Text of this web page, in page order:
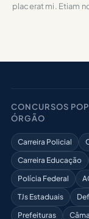
placerat mi. Etiam
CONCURSOS
ÓRGÃO
Carreira Policial
Carreira Educação
Polícia Federal
TJs Estaduais
Prefeituras